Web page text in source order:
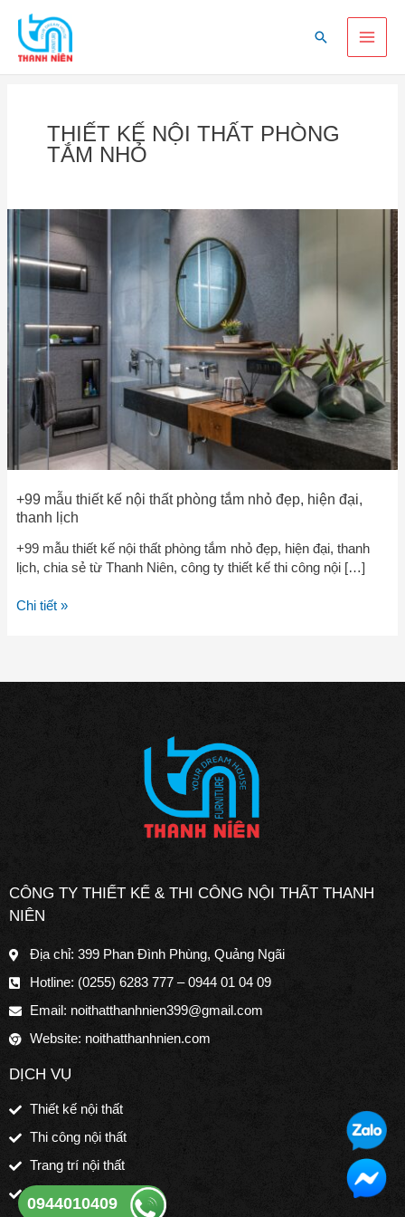
content
Search
Main
THIẾT KẾ NỘI THẤT PHÒNG
TẮM NHỎ
+99 mẫu thiết kế nội thất phòng tắm nhỏ đẹp, hiện đại,
thanh lịch
+99 mẫu thiết kế nội thất phòng tắm nhỏ đẹp, hiện đại, thanh
lịch, chia sẻ từ Thanh Niên, công ty thiết kế thi công nội […]
+99
mẫu
thiết
phòng
tắm
nhỏ
đẹp,
hiện
đại,
thanh
lịch
Chi tiết »
CÔNG TY THIẾT KẾ & THI CÔNG NỘI THẤT THANH
NIÊN
Địa chỉ: 399 Phan Đình Phùng, Quảng Ngãi
Hotline: (0255) 6283 777 – 0944 01 04 09
Email: noithatthanhnien399@gmail.com
Website: noithatthanhnien.com
DỊCH VỤ
Thiết kế nội thất
Thi công nội thất
Trang trí nội thất
0944010409